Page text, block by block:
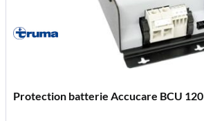
Protection batterie Accucare BCU 120